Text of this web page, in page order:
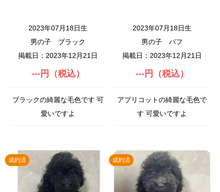
2023年07月18日生
男の子
ブラック
掲載日：2023年12月21日
---円（税込）
ブラックの綺麗な毛色です 可
愛いですよ
2023年07月18日生
男の子
バフ
掲載日：2023年12月21日
---円（税込）
アプリコットの綺麗な毛色で
す 可愛いですよ
成約済 成約済